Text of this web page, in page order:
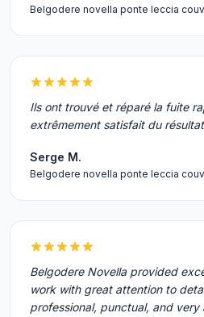
Belgodere novella ponte leccia
Ils ont trouvé et réparé la fuite
extrêmement satisfait du
Serge M.
Belgodere novella ponte leccia
Belgodere Novella provided
work with great attention to
professional, punctual, and